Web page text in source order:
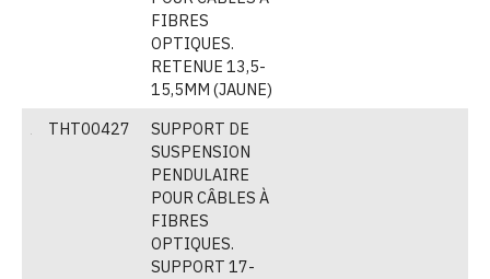
FIBRES
OPTIQUES.
RETENUE 13,5-
15,5MM (JAUNE)
THT00427
SUPPORT DE
SUSPENSION
PENDULAIRE
POUR CÂBLES À
FIBRES
OPTIQUES.
SUPPORT 17-